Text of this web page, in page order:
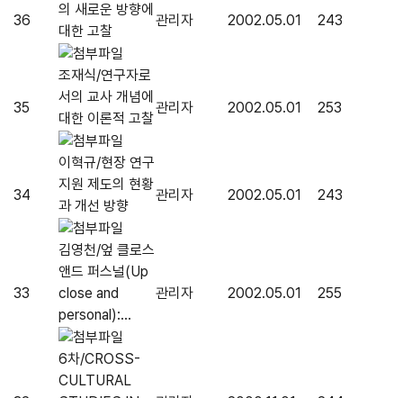
36
의 새로운 방향에
대한 고찰
관리자 2002.05.01 243
35
조재식/연구자로
서의 교사 개념에
대한 이론적 고찰
관리자 2002.05.01 253
34
이혁규/현장 연구
지원 제도의 현황
과 개선 방향
관리자 2002.05.01 243
33
김영천/엎 클로스
앤드 퍼스널(Up
close and
personal):...
관리자 2002.05.01 255
6차/CROSS-
CULTURAL